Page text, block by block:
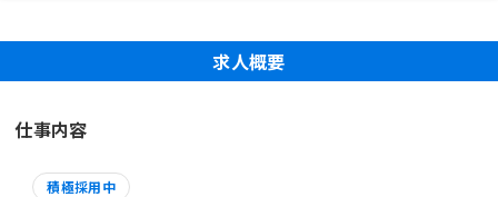
求人概要
仕事内容
積極採用中